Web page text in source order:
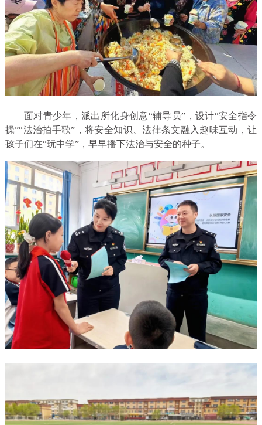
面对青少年，派出所化身创意“辅导员”，设计“安全指令
操”“法治拍手歌”，将安全知识、法律条文融入趣味互动，让
孩子们在“玩中学”，早早播下法治与安全的种子。